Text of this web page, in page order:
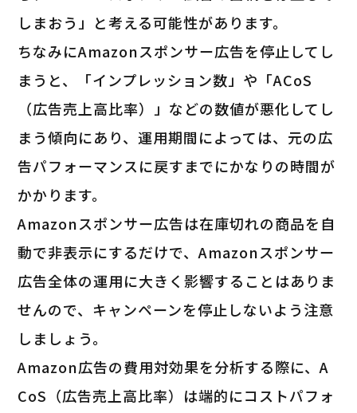
しまおう」と考える可能性があります。
ちなみにAmazonスポンサー広告を停止してし
まうと、「インプレッション数」や「ACoS
（広告売上高比率）」などの数値が悪化してし
まう傾向にあり、運用期間によっては、元の広
告パフォーマンスに戻すまでにかなりの時間が
かかります。
Amazonスポンサー広告は在庫切れの商品を自
動で非表示にするだけで、Amazonスポンサー
広告全体の運用に大きく影響することはありま
せんので、キャンペーンを停止しないよう注意
しましょう。
Amazon広告の費用対効果を分析する際に、A
CoS（広告売上高比率）は端的にコストパフォ